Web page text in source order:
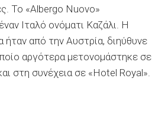
Το «Albergo Nuovo»
Ιταλό ονόματι Καζάλι. Η
ήταν από την Αυστρία, διηύθυνε
αργότερα μετονομάστηκε σε
στη συνέχεια σε «Ηotel Royal».